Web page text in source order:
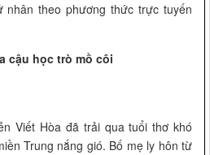
theo phương thức trực tuyến
cậu học trò mồ côi
Viết Hòa đã trải qua tuổi thơ khó
Trung nắng gió. Bố mẹ ly hôn từ